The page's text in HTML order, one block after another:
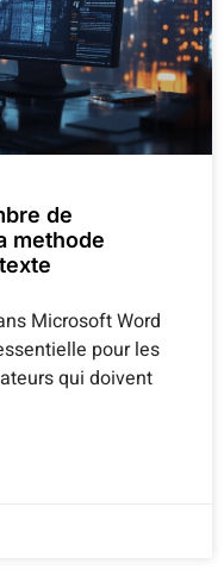
de
methode
Microsoft Word
pour les
qui doivent